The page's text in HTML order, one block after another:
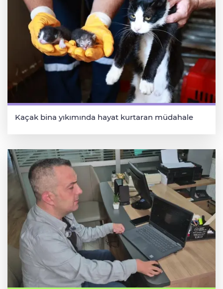
Kaçak bina yıkımında hayat kurtaran müdahale